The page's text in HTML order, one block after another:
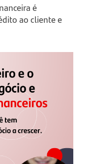
é
ao cliente e